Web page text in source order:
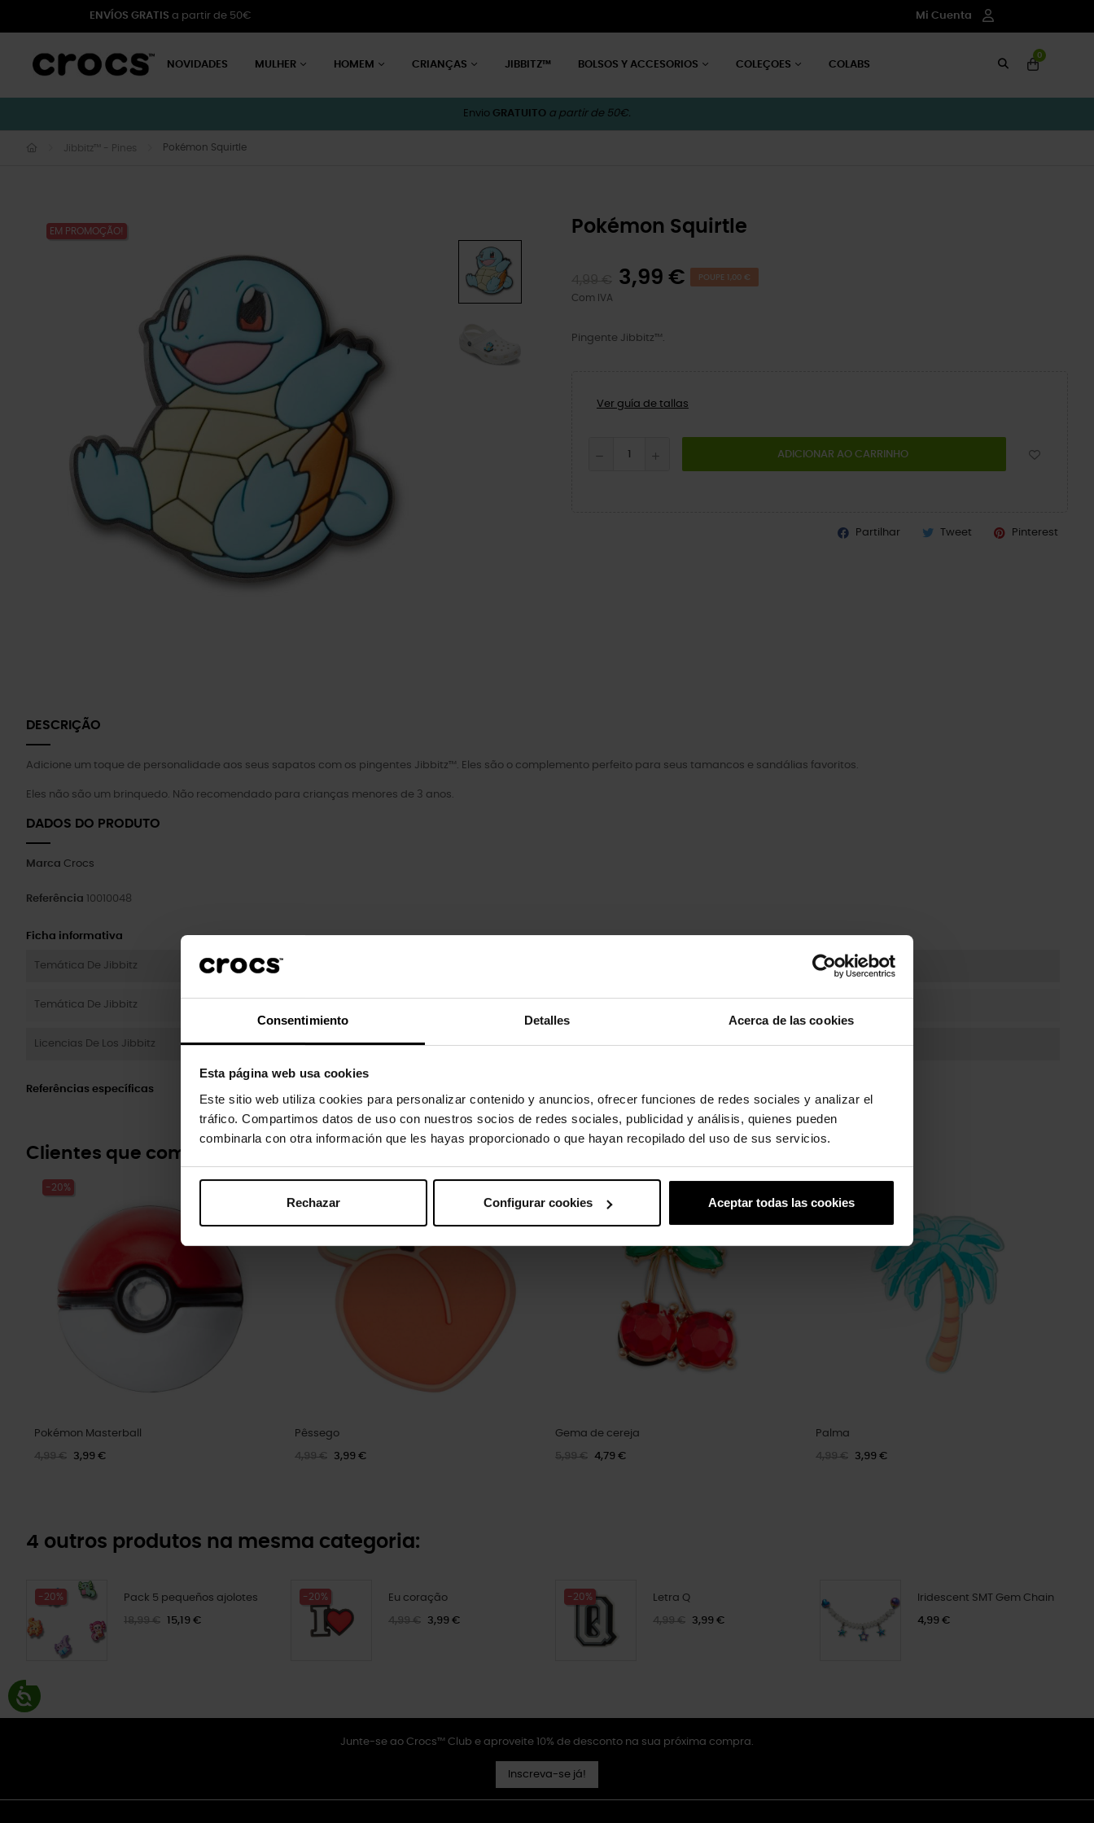
Consentimiento Detalles Acerca de las cookies
Esta página web usa cookies
Este sitio web utiliza cookies para personalizar contenido y anuncios, ofrecer funciones de redes sociales y analizar el
tráfico. Compartimos datos de uso con nuestros socios de redes sociales, publicidad y análisis, quienes pueden
combinarla con otra información que les hayas proporcionado o que hayan recopilado del uso de sus servicios.
Rechazar Configurar cookies Aceptar todas las cookies
ENVÍOS GRATIS a partir de 50€ Mi Cuenta
NOVIDADES MULHER HOMEM CRIANÇAS JIBBITZ™ BOLSOS Y ACCESORIOS COLEÇOES COLABS
0
Envio GRATUITO a partir de 50€.
Jibbitz™ - Pines Pokémon Squirtle
EM PROMOÇÃO! Pokémon Squirtle
3,99 € POUPE 1,00 €
Com IVA
Pingente Jibbitz™.
Ver guía de tallas
ADICIONAR AO CARRINHO
Partilhar Tweet Pinterest
DESCRIÇÃO
Adicione um toque de personalidade aos seus sapatos com os pingentes Jibbitz™. Eles são o complemento perfeito para seus tamancos e sandálias favoritos.
Eles não são um brinquedo. Não recomendado para crianças menores de 3 anos.
DADOS DO PRODUTO
Marca Crocs
Referência 10010048
Ficha informativa
Temática De Jibbitz
Temática De Jibbitz
Licencias De Los Jibbitz Pokemon
Referências específicas
Clientes que compraram este produto também compraram:
-20%
Pokémon Masterball
4,99 € 3,99 €
Pêssego
4,99 € 3,99 €
Gema de cereja
5,99 € 4,79 €
Palma
4,99 € 3,99 €
4 outros produtos na mesma categoria:
-20% Pack 5 pequeños ajolotes
18,99 € 15,19 €
-20% Eu coração
4,99 € 3,99 €
-20% Letra Q
4,99 € 3,99 €
Iridescent SMT Gem Chain
4,99 €
Junte-se ao Crocs™ Club e aproveite 10% de desconto na sua próxima compra.
Inscreva-se já!